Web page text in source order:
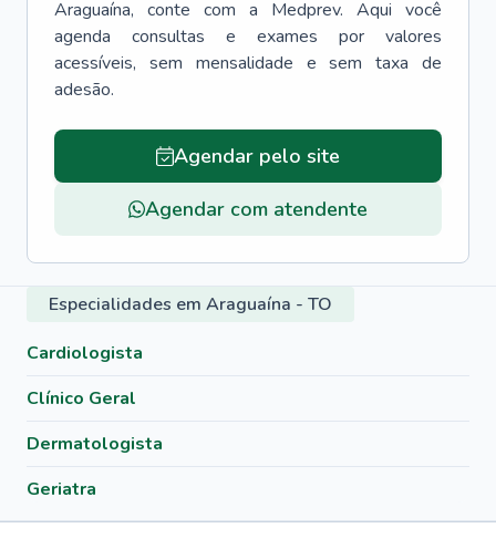
Araguaína, conte com a Medprev. Aqui você
agenda consultas e exames por valores
acessíveis, sem mensalidade e sem taxa de
adesão.
Agendar pelo site
Agendar com atendente
Especialidades em Araguaína - TO
Cardiologista
Clínico Geral
Dermatologista
Geriatra